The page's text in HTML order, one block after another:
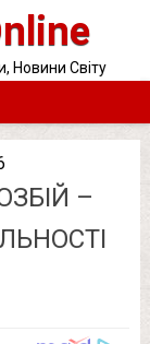
Новини Світу
–